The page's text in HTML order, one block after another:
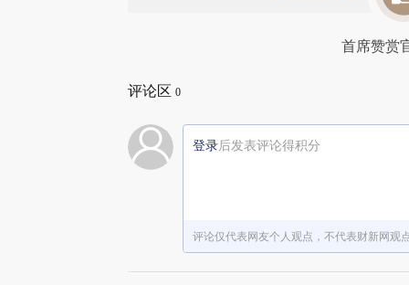
首席赞赏
评论区 0
登录后发表评论得积分
评论仅代表网友个人观点，不代表财新网观